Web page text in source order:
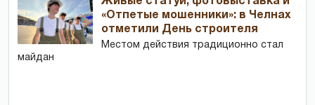
«Отпетые мошенники»: в Челнах
отметили День строителя
Местом действия традиционно стал
майдан